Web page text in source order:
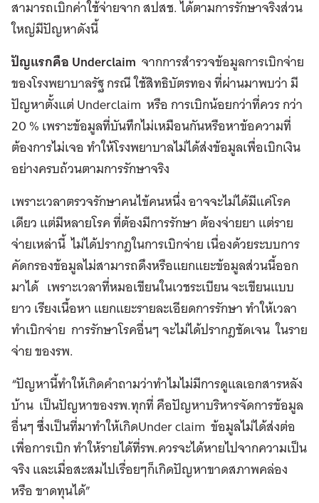
สามารถเบิกค่าใช้จ่ายจาก สปสช. ได้ตามการรักษาจริงส่วน
ใหญ่มีปัญหาดังนี้
ปัญแรกคือ Underclaim จากการสำรวจข้อมูลการเบิกจ่าย
ของโรงพยาบาลรัฐ กรณี ใช้สิทธิบัตรทอง ที่ผ่านมาพบว่า มี
ปัญหาตั้งแต่ Underclaim หรือ การเบิกน้อยกว่าที่ควร กว่า
20 % เพราะข้อมูลที่บันทึกไม่เหมือนกันหรือหาข้อความที่
ต้องการไม่เจอ ทำให้โรงพยาบาลไม่ได้ส่งข้อมูลเพื่อเบิกเงิน
อย่างครบถ้วนตามการรักษาจริง
เพราะเวลาตรวจรักษาคนไข้คนหนึ่ง อาจจะไม่ได้มีแค่โรค
เดียว แต่มีหลายโรค ที่ต้องมีการรักษา ต้องจ่ายยา แต่ราย
จ่ายเหล่านี้ ไม่ได้ปรากฎในการเบิกจ่าย เนื่องด้วยระบบการ
คัดกรองข้อมูลไม่สามารถดึงหรือแยกแยะข้อมูลส่วนนี้ออก
มาได้ เพราะเวลาที่หมอเขียนในเวชระเบียน จะเขียนแบบ
ยาว เรียงเนื้อหา แยกแยะรายละเอียดการรักษา ทำให้เวลา
ทำเบิกจ่าย การรักษาโรคอื่นๆ จะไม่ได้ปรากฎชัดเจน ในราย
จ่าย ของรพ.
“ปัญหานี้ทำให้เกิดคำถามว่าทำไมไม่มีการดูแลเอกสารหลัง
บ้าน เป็นปัญหาของรพ.ทุกที่ คือปัญหาบริหารจัดการข้อมูล
อื่นๆ ซึ่งเป็นที่มาทำให้เกิดUnder claim ข้อมูลไม่ได้ส่งต่อ
เพื่อการเบิก ทำให้รายได้ที่รพ.ควรจะได้หายไปจากความเป็น
จริง และเมื่อสะสมไปเรื่อยๆก็เกิดปัญหาขาดสภาพคล่อง
หรือ ขาดทุนได้”